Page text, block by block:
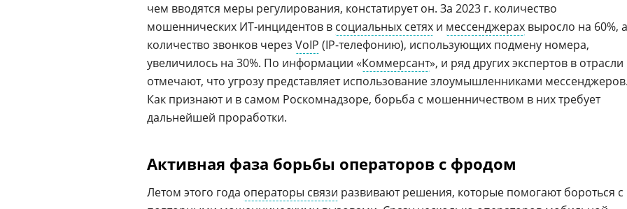
чем вводятся меры регулирования, констатирует он. За 2023 г. количество
мошеннических ИТ-инцидентов в социальных сетях и мессенджерах выросло на 60%, а
количество звонков через VoIP (IP-телефонию), использующих подмену номера,
увеличилось на 30%. По информации «Коммерсант», и ряд других экспертов в отрасли
отмечают, что угрозу представляет использование злоумышленниками
Как признают и в самом Роскомнадзоре, борьба с мошенничеством в них требует
дальнейшей проработки.
Активная фаза борьбы операторов с фродом
Летом этого года операторы связи развивают решения, которые помогают бороться с